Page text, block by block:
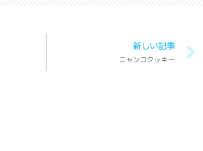
新しい記事
ニャンコクッキー